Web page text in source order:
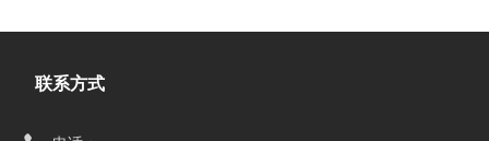
联系方式